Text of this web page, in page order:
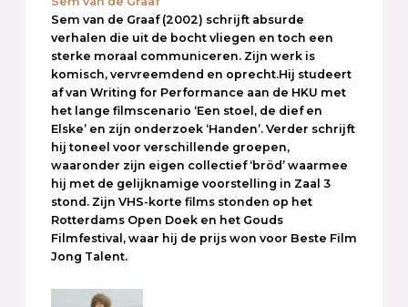
Sem van de Graaf (2002) schrijft absurde
verhalen die uit de bocht vliegen en toch een
sterke moraal communiceren. Zijn werk is
komisch, vervreemdend en oprecht.Hij studeert
af van Writing for Performance aan de HKU met
het lange filmscenario ‘Een stoel, de dief en
Elske’ en zijn onderzoek ‘Handen’. Verder schrijft
hij toneel voor verschillende groepen,
waaronder zijn eigen collectief ‘bröd’ waarmee
hij met de gelijknamige voorstelling in Zaal 3
stond. Zijn VHS-korte films stonden op het
Rotterdams Open Doek en het Gouds
Filmfestival, waar hij de prijs won voor Beste Film
Jong Talent.